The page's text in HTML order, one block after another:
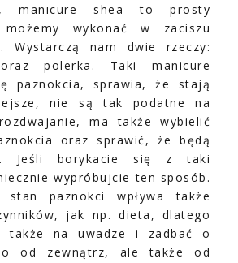
manicure shea to prosty
wykonać w zaciszu
Wystarczą nam dwie rzeczy:
polerka. Taki manicure
paznokcia, sprawia, że stają
nie są tak podatne na
ma także wybielić
oraz sprawić, że będą
Jeśli borykacie się z taki
wypróbujcie ten sposób.
stan paznokci wpływa także
jak np. dieta, dlatego
na uwadze i zadbać o
od zewnątrz, ale także od